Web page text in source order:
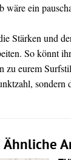
wäre ein
Stärken und
So könnt
zu eurem
sondern
Ähnliche